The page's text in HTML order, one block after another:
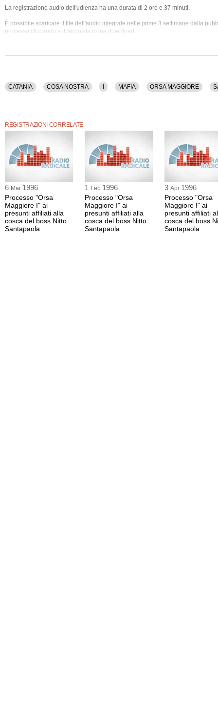
La registrazione audio dell'udienza ha una durata di 2 ore e 37 minuti.
È possibile scaricare il file dell'audio integrale nelle prime 3 settimane dalla
processo cliccando sull'apposita icona download.
CATANIA COSA NOSTRA MAFIA ORSA MAGGIORE
REGISTRAZIONI CORRELATE
6 Mar 1996
Processo "Orsa
Maggiore I" ai
presunti affiliati alla
cosca del boss Nitto
Santapaola
1 Feb 1996
Processo "Orsa
Maggiore I" ai
presunti affiliati alla
cosca del boss Nitto
Santapaola
3 Apr 1996
Processo "Orsa
Maggiore I" ai
presunti affiliati
cosca del boss
Santapaola